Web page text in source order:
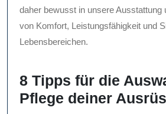
daher bewusst in unsere Ausstattung
von Komfort, Leistungsfähigkeit und
Lebensbereichen.
8 Tipps für die
Pflege deiner